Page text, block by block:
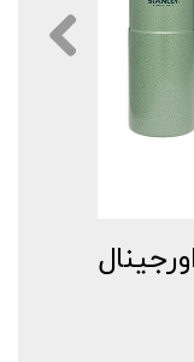
اورجینال